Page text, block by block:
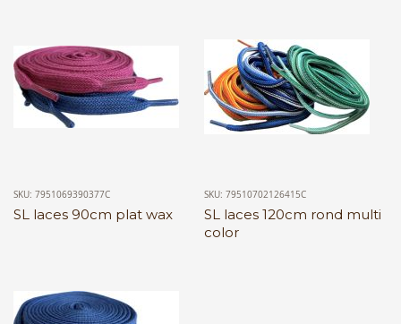
SKU: 7951069390377C
SL laces 90cm plat wax
SKU: 79510702126415C
SL laces 120cm rond multi
color